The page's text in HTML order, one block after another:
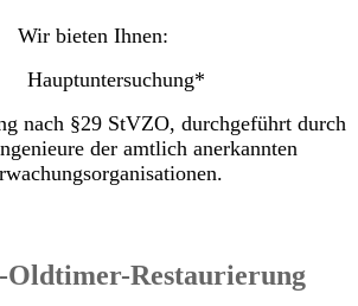
Wir bieten Ihnen:
Hauptuntersuchung*
nach §29 StVZO, durchgeführt durch
der amtlich anerkannten
Oldtimer-Restaurierung